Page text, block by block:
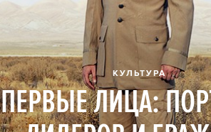
КУЛЬТУРА
ПЕРВЫЕ ЛИЦА: